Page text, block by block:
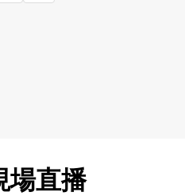
場直播